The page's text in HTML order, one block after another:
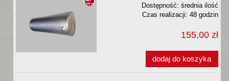
Dostępność: średnia ilość
Czas realizacji: 48 godzin
155,00 zł
dodaj do koszyka